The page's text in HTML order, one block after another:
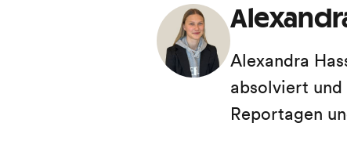
Alexandra
absolviert
Reportagen